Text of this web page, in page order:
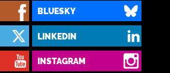
BLUESKY
LINKEDIN
INSTAGRAM